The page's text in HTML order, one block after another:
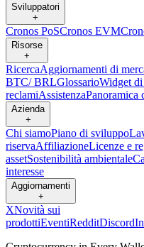
Sviluppatori
+
Cronos PoSCronos EVM
Risorse
+
RicercaAggiornamenti di
BTC/ BRLGlossarioWidget
reclamiAssistenzaPanoramica
Azienda
+
Chi siamoPiano di sviluppo
riservaAffiliazioneLicenze e
assetSostenibilità ambientale
interesse
Aggiornamenti
+
XNovità sui
prodottiEventiRedditDiscord